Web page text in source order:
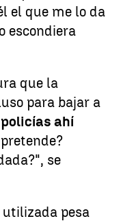
el que me lo da
escondiera
que la
para bajar a
policías ahí
se
utilizada pesa